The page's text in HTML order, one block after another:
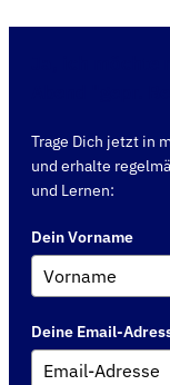
Trage Dich jetzt in
und erhalte
und Lernen:
Dein Vorname
Deine Email-